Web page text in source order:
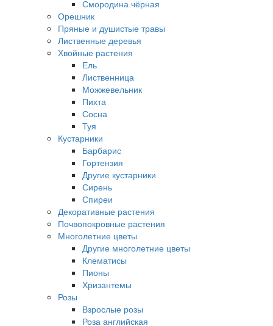
Смородина чёрная
Орешник
Пряные и душистые травы
Лиственные деревья
Хвойные растения
Ель
Лиственница
Можжевельник
Пихта
Сосна
Туя
Кустарники
Барбарис
Гортензия
Другие кустарники
Сирень
Спиреи
Декоративные растения
Почвопокровные растения
Многолетние цветы
Другие многолетние цветы
Клематисы
Пионы
Хризантемы
Розы
Взрослые розы
Роза английская